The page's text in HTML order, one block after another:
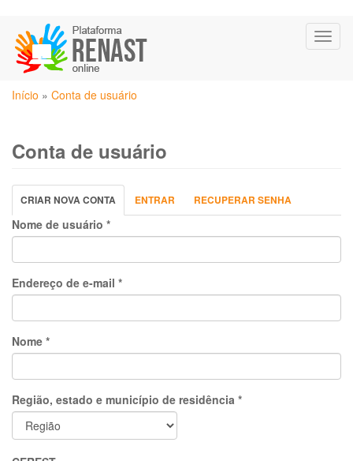
para
conteúdo
principal
Você
Início » Conta de usuário
Conta de usuário
Abas
primárias
CRIAR NOVA CONTA (ABA
ATIVA)
ENTRAR RECUPERAR SENHA
Nome de usuário *
Endereço de e-mail *
Nome *
Região, estado e município de residência *